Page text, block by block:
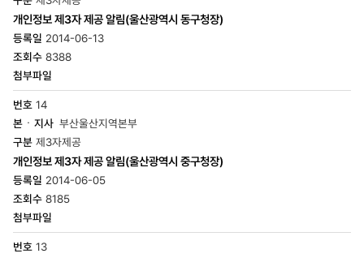
개인정보 제3자 제공 알림(울산광역시 동구청장)
2014-06-13
8388
14
부산울산지역본부
제3자제공
개인정보 제3자 제공 알림(울산광역시 중구청장)
2014-06-05
8185
13